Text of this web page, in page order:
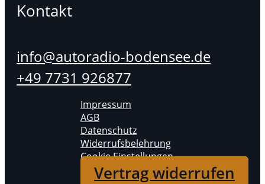
Kontakt
info@autoradio-bodensee.de
+49 7731 926877
Impressum
AGB
Datenschutz
Widerrufsbelehrung
Cookie Einstellungen
Vertrag widerrufen